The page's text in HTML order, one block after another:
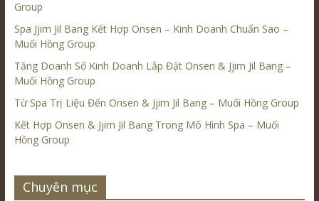
Group
Spa Jjim Jil Bang Kết Hợp Onsen – Kinh Doanh Chuẩn Sao –
Muối Hồng Group
Tăng Doanh Số Kinh Doanh Lắp Đặt Onsen & Jjim Jil Bang –
Muối Hồng Group
Từ Spa Trị Liệu Đến Onsen & Jjim Jil Bang – Muối Hồng Group
Kết Hợp Onsen & Jjim Jil Bang Trong Mô Hình Spa – Muối
Hồng Group
Chuyên mục